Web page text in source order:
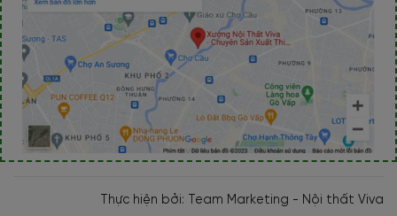
Thực hiện bởi: Team Marketing - Nội thất Viva